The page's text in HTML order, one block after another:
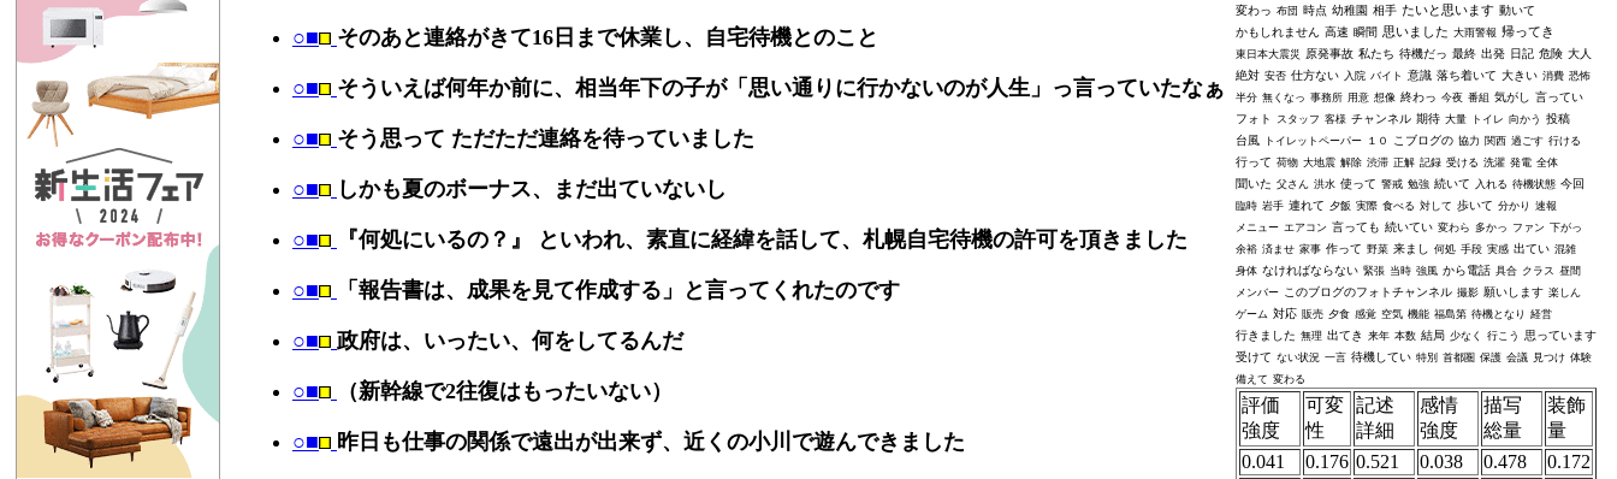
○■ そのあと連絡がきて16日まで休業し、自宅待機とのこと
○■ そういえば何年か前に、相当年下の子が「思い通りに行かないのが人生」っ言っていたなぁ
○■ そう思って ただただ連絡を待っていました
○■ しかも夏のボーナス、まだ出ていないし
○■ 『何処にいるの？』 といわれ、素直に経緯を話して、札幌自宅待機の許可を頂きました
○■ 「報告書は、成果を見て作成する」と言ってくれたのです
○■ 政府は、いったい、何をしてるんだ
○■ （新幹線で2往復はもったいない）
○■ 昨日も仕事の関係で遠出が出来ず、近くの小川で遊んできました
変わっ 布団 時点 幼稚園 相手 たいと思います 動いて
かもしれません 高速 瞬間 思いました 大雨警報 帰ってき
東日本大震災 原発事故 私たち 待機だっ 最終 出発 日記 危険 大人
絶対 安否 仕方ない 入院 バイト 意識 落ち着いて 大きい 消費 恐怖
半分 無くなっ 事務所 用意 想像 終わっ 今夜 番組 気がし 言ってい
フォト
スタッフ 客様 チャンネル 期待 大量 トイレ 向かう 投稿
台風
トイレットペーパー １０ こブログの 協力 関西 過ごす 行ける
行って 荷物 大地震 解除 渋滞 正解 記録 受ける 洗濯 発電 全体
聞いた 父さん 洪水 使って 警戒 勉強 続いて 入れる 待機状態 今回
臨時 岩手 連れて 夕飯 実際 食べる 対して 歩いて 分かり 速報
メニュー エアコン 言っても 続いてい 変わら 多かっ ファン 下がっ
余裕 済ませ 家事 作って 野菜 来まし 何処 手段 実感 出てい 混雑
身体 なければならない 緊張 当時 強風 から電話 具合 クラス 昼間
メンバー このブログのフォトチャンネル 撮影 願いします 楽しん
ゲーム 対応 販売 夕食 感覚 空気 機能 福島第 待機となり 経営
行きました 無理 出てき 来年 本数 結局 少なく 行こう
思っています
受けて ない状況 一言 待機してい 特別 首都圏 保護 会議 見つけ 体験
備えて 変わる
評価
強度
可変
性
記述
詳細
感情
強度
描写
総量
装飾
量
0.041
0.176 0.521 0.038 0.478
0.172